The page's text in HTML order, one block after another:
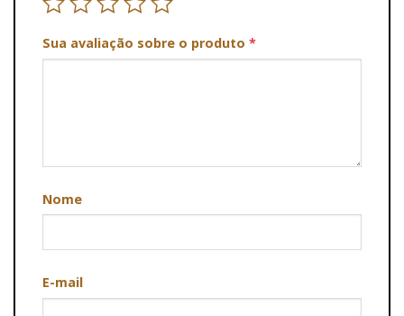
Sua avaliação sobre o produto *
Nome
E-mail